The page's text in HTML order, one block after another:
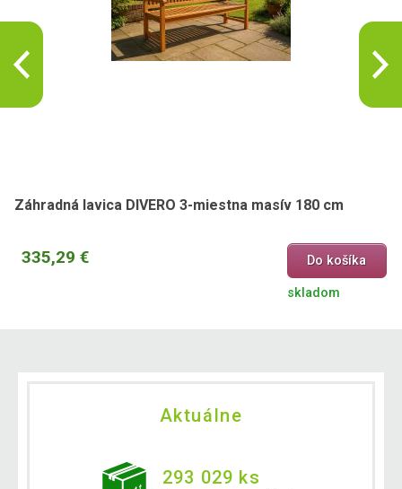
Záhradná lavica DIVERO 3-miestna masív 180 cm
335,29 € Do košíka
skladom
Aktuálne
293 029 ks